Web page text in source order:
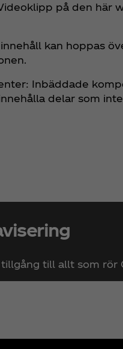
på den här
kan hoppas
Inbäddade
delar som
till allt som rör